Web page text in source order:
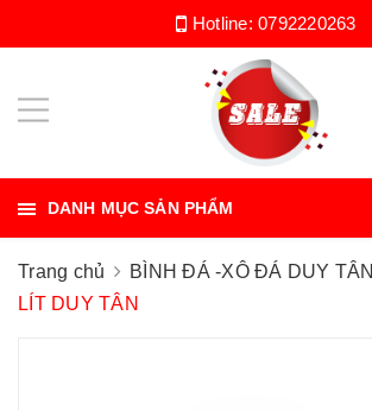
Hotline:0792220263
DANH MỤC SẢN PHẨM
Trang chủ BÌNH ĐÁ -XÔ ĐÁ DUY TÂN
LÍT DUY TÂN